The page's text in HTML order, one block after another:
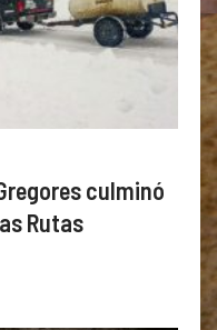
culminó
Rutas